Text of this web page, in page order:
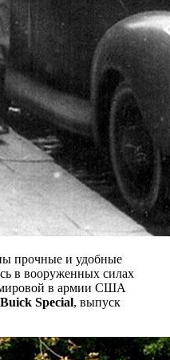
прочные и удобные
в вооруженных силах
мировой в армии США
Buick Special, выпуск